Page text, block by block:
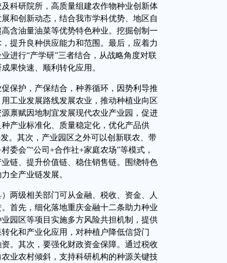
科研院所，高质量组建农作物种业创新体
和创新动态，结合我市学科优势、地区自
含油量油菜等优势特色种业。挖掘创制一
提升良种供应能力和范围。最后，应着力
进行“产学研”三者结合，从战略角度对联
果快速、顺利转化应用。
护，产保结合，种养循环，因势利导推
工业发展路线发展农业，推动种植业向区
禀赋因地制宜发展现代农业产业园，促进
产业标准化、质量稳定化，优化产品供
。其次，产业园区之外可以创新联农、带
委会”“公司+合作社+家庭农场”等模式，
链、提升价值链、稳住销售链。围绕特色
全产业链发展。
级相关部门可从金融、税收、资金、人
首先，细化落地重庆金融十二条助力种业
园区等项目实施多方风险共担机制，提供
化和产业化应用，对种植户降低信贷门
。其次，要强化财政资金保障。通过税收
业农村倾斜，支持科研机构的种源关键技